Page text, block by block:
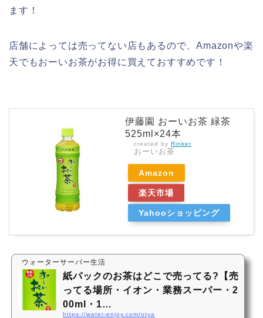
ます！
店舗によっては売ってない店もあるので、Amazonや楽
天でもおーいお茶がお得に買えておすすめです！
伊藤園 おーいお茶 緑茶
525ml×24本
created by Rinker
おーいお茶
Amazon
楽天市場
Yahooショッピング
ウォーターサーバー生活
紙パックのお茶はどこで売ってる?【売
ってる場所・イオン・業務スーパー・2
00ml・1…
https://water-enjoy.com/otya